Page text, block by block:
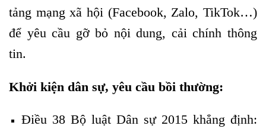
tảng mạng xã hội (Facebook, Zalo, TikTok…)
để yêu cầu gỡ bỏ nội dung, cải chính thông
tin.
Khởi kiện dân sự, yêu cầu bồi thường:
Điều 38 Bộ luật Dân sự 2015 khẳng định: